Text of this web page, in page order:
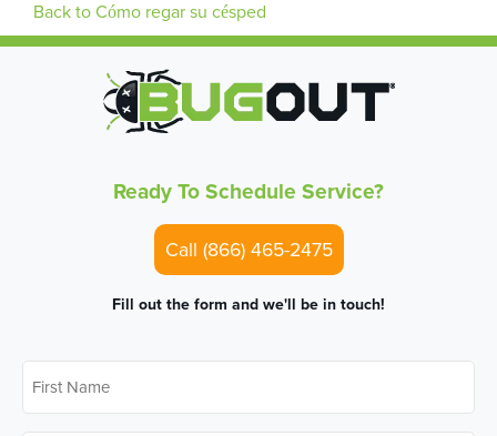
Back to Cómo regar su césped
Ready To Schedule Service?
Call (866) 465-2475
Fill out the form and we'll be in touch!
Name *